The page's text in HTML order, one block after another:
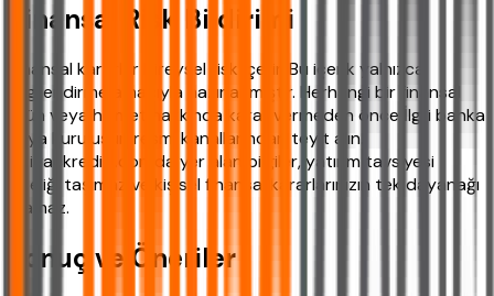
Finansal Risk Bildirimi
Finansal kararlar bireysel risk içerir. Bu içerik yalnızca
bilgilendirme amacıyla hazırlanmıştır. Herhangi bir finansal
ürün veya hizmet hakkında karar vermeden önce İlgili banka
veya kuruluşun resmi kanallarından teyit alın.
ihtiyackredisi.com'da yer alan bilgiler, yatırım tavsiyesi
niteliği taşımaz ve kişisel finansal kararlarınızın tek dayanağı
olamaz.
Sonuç ve Öneriler